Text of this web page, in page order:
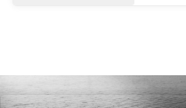
List